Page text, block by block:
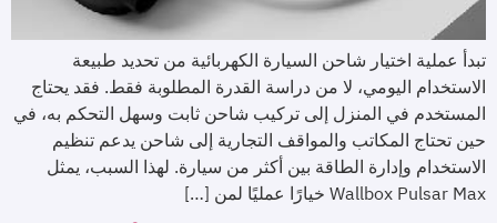
تبدأ عملية اختيار شاحن السيارة الكهربائية من تحديد طبيعة
الاستخدام اليومي، لا من دراسة القدرة المطلوبة فقط. فقد يحتاج
المستخدم في المنزل إلى تركيب شاحن ثابت وسهل التحكم به، في
حين تحتاج المكاتب والمواقف التجارية إلى شاحن يدعم تنظيم
الاستخدام وإدارة الطاقة بين أكثر من سيارة. لهذا السبب، يمثل
Wallbox Pulsar Max خيارًا عمليًا لمن […]